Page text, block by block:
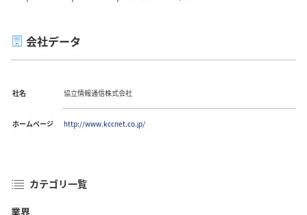
会社データ
社名 協立情報通信株式会社
ホームページ http://www.kccnet.co.jp/
カテゴリ一覧
業界